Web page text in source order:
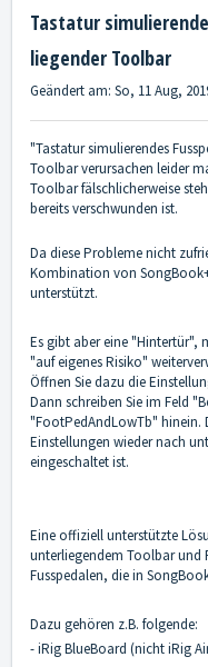
Tastatur
liegender Toolbar
Geändert am: So, 11 Aug,
"Tastatur simulierendes
Toolbar verursachen leider
Toolbar fälschlicherweise
bereits verschwunden ist.
Da diese Probleme nicht
Kombination von
unterstützt.
Es gibt aber eine "Hintertür",
"auf eigenes Risiko"
Öffnen Sie dazu die
Dann schreiben Sie im Feld
"FootPedAndLowTb" hinein.
Einstellungen wieder nach
eingeschaltet ist.
Eine offiziell unterstützte
unterliegendem Toolbar und
Fusspedalen, die in
Dazu gehören z.B. folgende:
- iRig BlueBoard (nicht iRig